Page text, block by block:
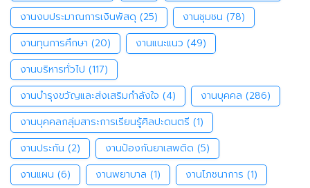
งานงบประมาณการเงินพัสดุ (25) งานชุมชน (78)
งานทุนการศึกษา (20) งานแนะแนว (49)
งานบริหารทั่วไป (117)
งานบำรุงขวัญและส่งเสริมกำลังใจ (4) งานบุคคล (286)
งานบุคคลกลุ่มสาระการเรียนรู้ศิลปะดนตรี (1)
งานประกัน (2) งานป้องกันยาเสพติด (5)
งานแผน (6) งานพยาบาล (1) งานโภชนาการ (1)